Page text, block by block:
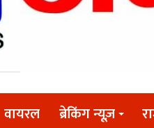
वायरल ब्रेकिंग न्यूज़